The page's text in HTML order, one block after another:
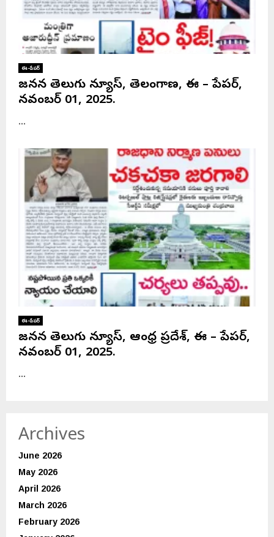
ఈ-పేపర్
జనసేన తెలుగు న్యూస్, తెలంగాణ, ఈ – పేపర్,
నవంబర్ 01, 2025.
...
ఈ-పేపర్
జనసేన తెలుగు న్యూస్, ఆంధ్ర ప్రదేశ్, ఈ – పేపర్,
నవంబర్ 01, 2025.
...
Archives
June 2026
May 2026
April 2026
March 2026
February 2026